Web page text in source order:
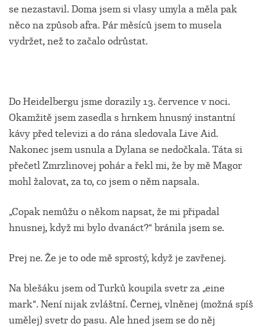
se nezastavil. Doma jsem si vlasy umyla a měla pak
něco na způsob afra. Pár měsíců jsem to musela
vydržet, než to začalo odrůstat.
Do Heidelbergu jsme dorazily 13. července v noci.
Okamžitě jsem zasedla s hrnkem hnusný instantní
kávy před televizi a do rána sledovala Live Aid.
Nakonec jsem usnula a Dylana se nedočkala. Táta si
přečetl Zmrzlinovej pohár a řekl mi, že by mě Magor
mohl žalovat, za to, co jsem o něm napsala.
„Copak nemůžu o někom napsat, že mi připadal
hnusnej, když mi bylo dvanáct?“ bránila jsem se.
Prej ne. Že je to ode mě sprostý, když je zavřenej.
Na blešáku jsem od Turků koupila svetr za „eine
mark“. Není nijak zvláštní. Černej, vlněnej (možná spíš
umělej) svetr do pasu. Ale hned jsem se do něj